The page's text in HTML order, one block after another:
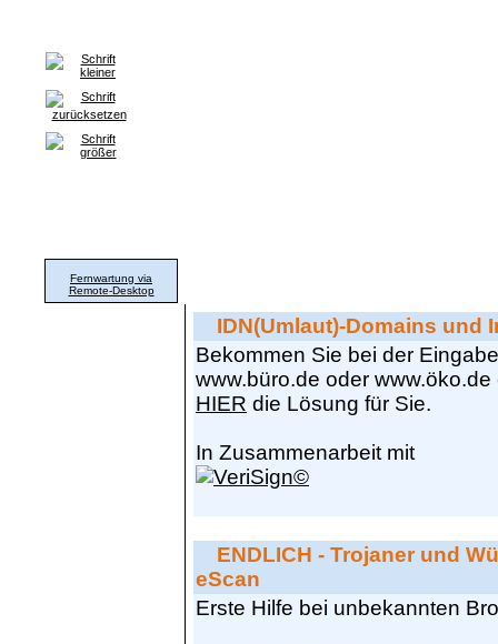
Fernwartung via
Remote-Desktop
IDN(Umlaut)-Domains und
Bekommen Sie bei der
www.büro.de oder
HIER die Lösung für Sie.
In Zusammenarbeit mit
ENDLICH - Trojaner und
eScan
Erste Hilfe bei unbekannten